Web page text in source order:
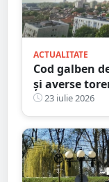
ACTUALITATE
Cod galben
și averse
23 iulie 2026